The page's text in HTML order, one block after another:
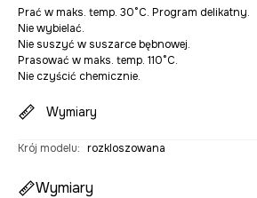
Prać w maks. temp. 30°C. Program delikatny.
Nie wybielać.
Nie suszyć w suszarce bębnowej.
Prasować w maks. temp. 110°C.
Nie czyścić chemicznie.
Wymiary
Krój modelu: rozkloszowana
Wymiary